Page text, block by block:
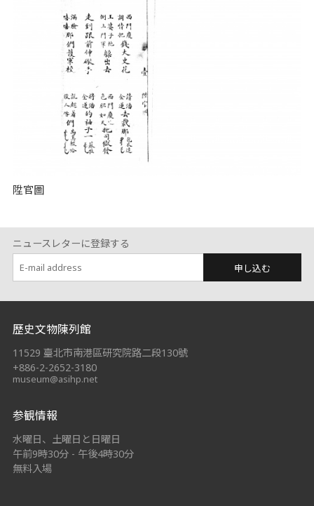
陞官圖
ニュースレターに登録する
申し込む
:::
歷史文物陳列館
11529 臺北市南港區研究院路二段130號
+886-2-2652-3180
museum@asihp.net
参観情報
水曜日、土曜日と日曜日
午前9時30分 - 午後4時30分
無料入場